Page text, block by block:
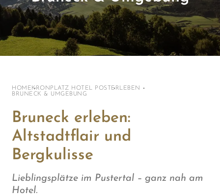
HOME KRONPLATZ HOTEL POST
ERLEBEN
BRUNECK & UMGEBUNG
Bruneck erleben:
Altstadtflair und
Bergkulisse
Lieblingsplätze im Pustertal – ganz nah am
Hotel.